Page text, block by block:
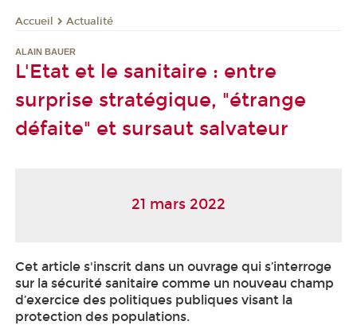
Accueil Actualité
ALAIN BAUER
L'Etat et le sanitaire : entre
surprise stratégique, "étrange
défaite" et sursaut salvateur
21 mars 2022
Cet article s'inscrit dans un ouvrage qui s’interroge
sur la sécurité sanitaire comme un nouveau champ
d’exercice des politiques publiques visant la
protection des populations.